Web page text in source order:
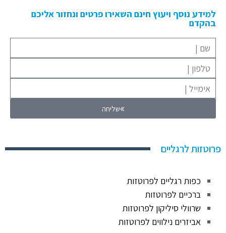
פרוטזות לרגליים
כפות רגליים לפרוטזות
ברכיים לפרוטזות
שרוולי סיליקון לפרוטזות
אביזרים נילווים לפרוטזות
למידע נוסף ויעוץ חינם השאירו פרטים ונחזור אליכם
בהקדם
שליחה